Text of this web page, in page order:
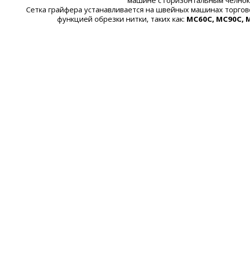
Сетка грайфера устанавливается на швейных машинах
функцией обрезки нитки, таких как: MC60C, MC90C,